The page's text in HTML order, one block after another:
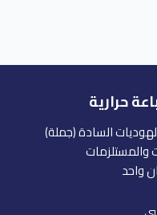
حرارية
السادة (جملة)
والمستلزمات
واحد